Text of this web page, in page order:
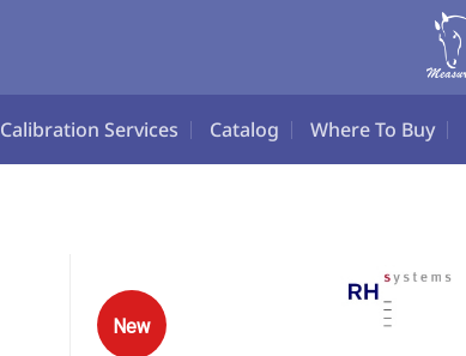
Calibration Services Catalog Where To Buy
New